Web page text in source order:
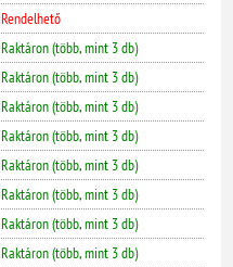
Rendelhető
Raktáron (több, mint 3 db)
Raktáron (több, mint 3 db)
Raktáron (több, mint 3 db)
Raktáron (több, mint 3 db)
Raktáron (több, mint 3 db)
Raktáron (több, mint 3 db)
Raktáron (több, mint 3 db)
Raktáron (több, mint 3 db)